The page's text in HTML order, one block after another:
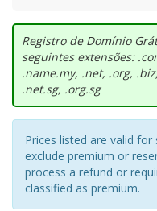
Registro de Domínio
seguintes extensões:
.name.my, .net, .org,
.net.sg, .org.sg
Prices listed are valid
exclude premium or
process a refund or
classified as premium.